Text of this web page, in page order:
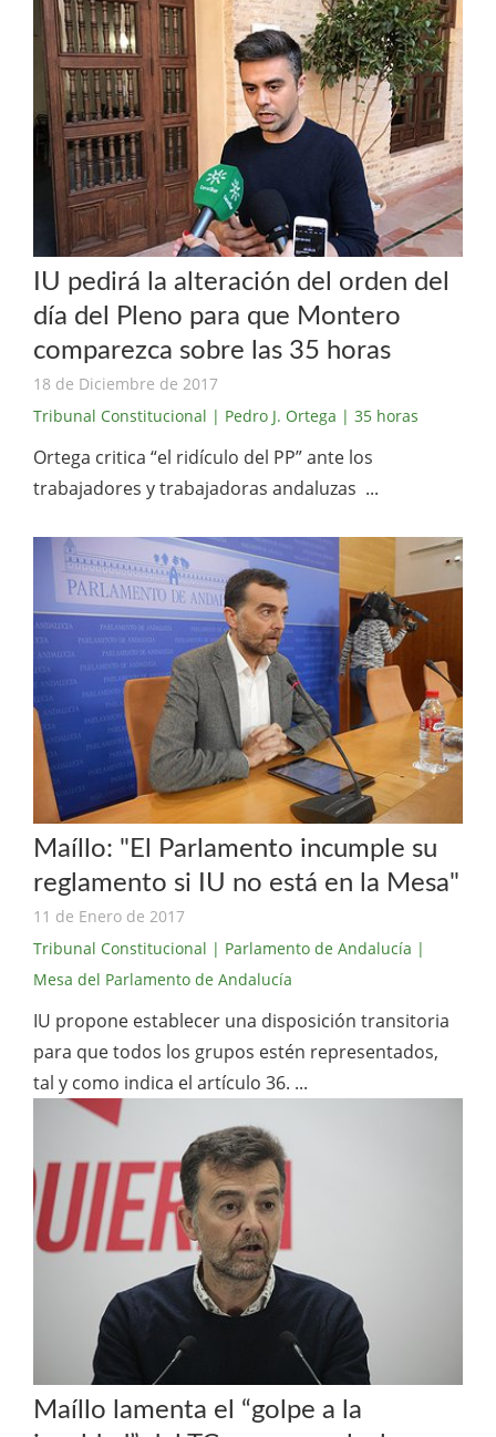
IU pedirá la alteración del orden del
día del Pleno para que Montero
comparezca sobre las 35 horas
18 de Diciembre de 2017
Tribunal Constitucional | Pedro J. Ortega | 35 horas
Ortega critica “el ridículo del PP” ante los
trabajadores y trabajadoras andaluzas ...
Maíllo: "El Parlamento incumple su
reglamento si IU no está en la Mesa"
11 de Enero de 2017
Tribunal Constitucional | Parlamento de Andalucía |
Mesa del Parlamento de Andalucía
IU propone establecer una disposición transitoria
para que todos los grupos estén representados,
tal y como indica el artículo 36. ...
Maíllo lamenta el “golpe a la